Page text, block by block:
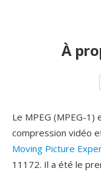
À
Le MPEG (MPEG-
compression vidéo
Moving Picture
11172. Il a été le